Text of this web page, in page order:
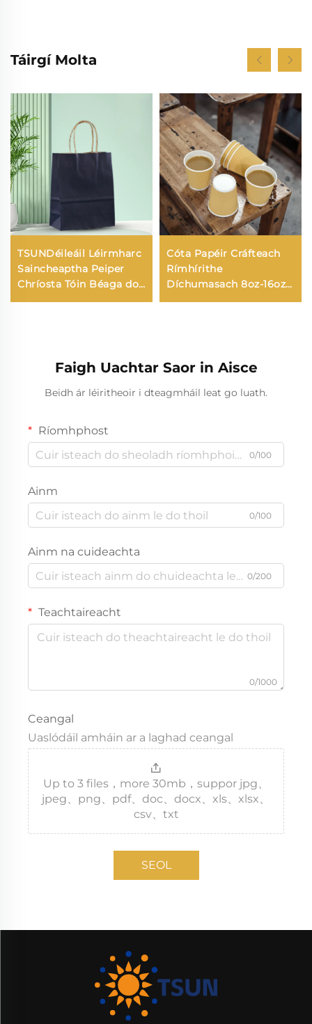
Táirgí Molta
TSUNDéileáil Léirmharc
Saincheaptha Peiper
Chríosta Tóin Béaga don
Fheidhmiú Nollaig agus
Cóta Papéir Cráfteach
Rímhírithe
Díchumasach 8oz-16oz
nua-tionscnamh le
Faigh Uachtar Saor in Aisce
Beidh ár léiritheoir i dteagmháil leat go luath.
Ríomhphost
0/100
Ainm
0/100
Ainm na cuideachta
0/200
Teachtaireacht
0/1000
Ceangal
Uaslódáil amháin ar a laghad ceangal
Up to 3 files，more 30mb，suppor jpg、
jpeg、png、pdf、doc、docx、xls、xlsx、
csv、txt
SEOL